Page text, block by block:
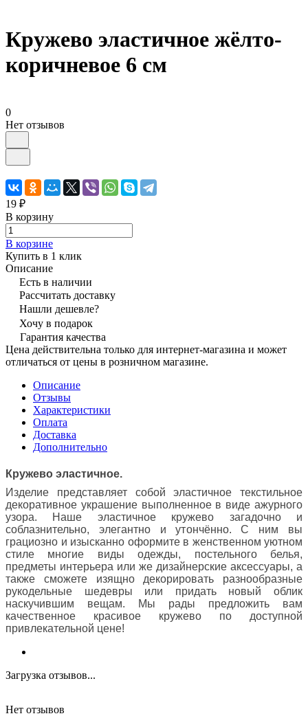
Кружево эластичное жёлто-
коричневое 6 см
0
Нет отзывов
19 ₽
В корзину
В корзине
Купить в 1 клик
Описание
Есть в наличии
Рассчитать доставку
Нашли дешевле?
Хочу в подарок
Гарантия качества
Цена действительна только для интернет-магазина и может
отличаться от цены в розничном магазине.
Описание
Отзывы
Характеристики
Оплата
Доставка
Дополнительно
Кружево эластичное.
Изделие представляет собой эластичное текстильное
декоративное украшение выполненное в виде ажурного
узора. Наше эластичное кружево загадочно и
соблазнительно, элегантно и утончённо. С ним вы
грациозно и изысканно оформите в женственном уютном
стиле многие виды одежды, постельного белья,
предметы интерьера или же дизайнерские аксессуары, а
также сможете изящно декорировать разнообразные
рукодельные шедевры или придать новый облик
наскучившим вещам. Мы рады предложить вам
качественное красивое кружево по доступной
привлекательной цене!
Загрузка отзывов...
Нет отзывов